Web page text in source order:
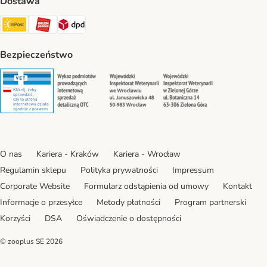
Paczkomat® Shipping Method
ORLEN Paczka Shipping Method
DPD Shipping Method
Bezpieczeństwo
Security Security Security
O nas Kariera - Kraków
Kariera - Wrocław
Regulamin sklepu
Polityka prywatności
Impressum
Corporate Website
Formularz odstąpienia od umowy
Kontakt
Informacje o przesyłce
Metody płatności
Program partnerski
Korzyści
DSA Oświadczenie o dostępności
© zooplus SE 2026